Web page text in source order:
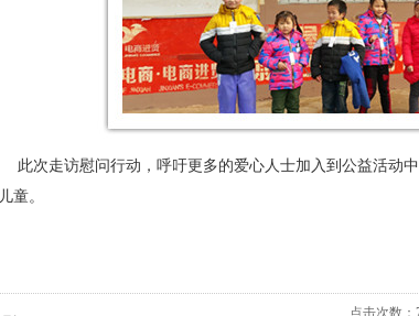
走访慰问行动，呼吁更多的爱心人士加入到公益活动中
童。
点击次数：